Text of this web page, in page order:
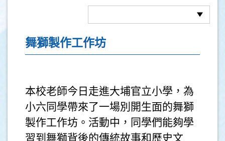
舞獅製作工作坊
本校老師今日走進大埔官立小學，為
小六同學帶來了一場別開生面的舞獅
製作工作坊。活動中，同學們能夠學
習到舞獅背後的傳統故事和歷史文